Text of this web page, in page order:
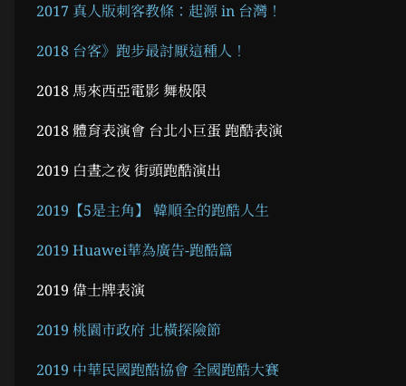
2017 真人版刺客教條：起源 in 台灣！
2018 台客》跑步最討厭這種人！
2018 馬來西亞電影 舞极限
2018 體育表演會 台北小巨蛋 跑酷表演
2019 白晝之夜 街頭跑酷演出
2019【5是主角】 韓順全的跑酷人生
2019 Huawei華為廣告-跑酷篇
2019 偉士牌表演
2019 桃園市政府 北橫探險節
2019 中華民國跑酷協會 全國跑酷大賽